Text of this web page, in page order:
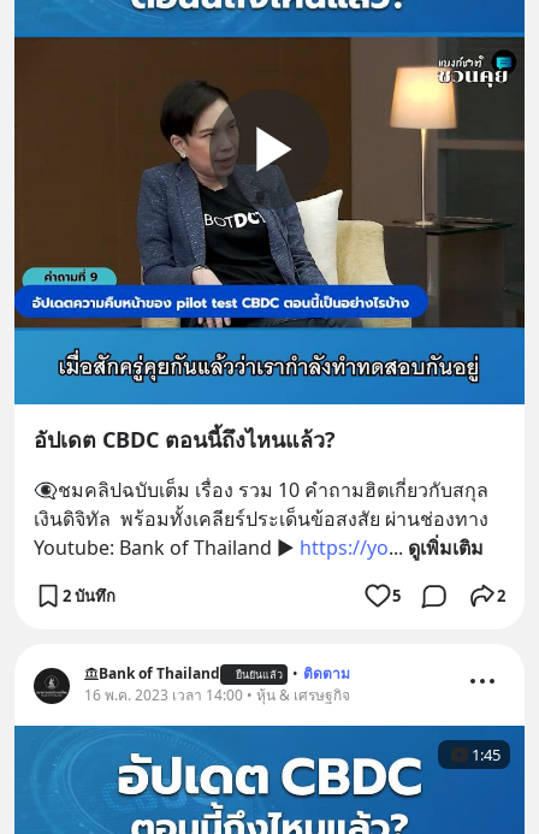
อัปเดต CBDC ตอนนี้ถึงไหนแล้ว?
👁‍🗨ชมคลิปฉบับเต็ม เรื่อง รวม 10 คำถามฮิตเกี่ยวกับสกุล
เงินดิจิทัล  พร้อมทั้งเคลียร์ประเด็นข้อสงสัย ผ่านช่องทาง
Youtube: Bank of Thailand ▶ https://yo... ดูเพิ่มเติม
2 บันทึก 5 2
Bank of Thailand ยืนยันแล้ว • ติดตาม
16 พ.ค. 2023 เวลา 14:00 • หุ้น & เศรษฐกิจ
1:45